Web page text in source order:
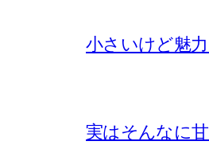
小さいけど魅
実はそんなに